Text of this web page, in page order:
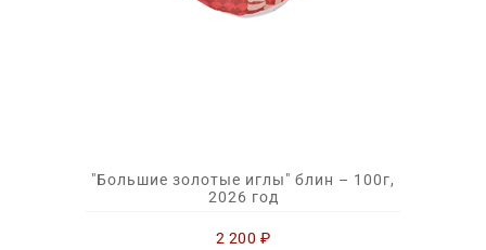
"Большие золотые иглы" блин – 100г,
2026 год
2 200 ₽